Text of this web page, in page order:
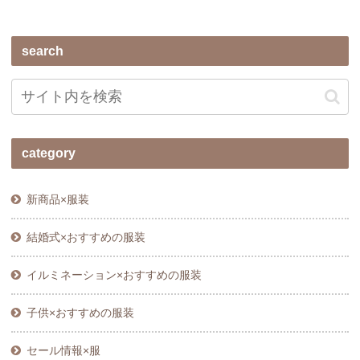
search
category
新商品×服装
結婚式×おすすめの服装
イルミネーション×おすすめの服装
子供×おすすめの服装
セール情報×服